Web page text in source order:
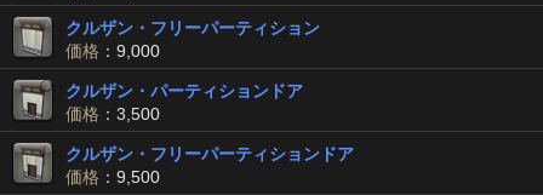
クルザン・フリーパーティション
価格 ：9,000
クルザン・パーティションドア
価格 ：3,500
クルザン・フリーパーティションドア
価格 ：9,500